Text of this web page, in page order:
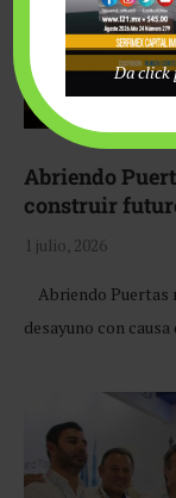
Abriendo
construir
1 julio, 2026
Abriendo Puertas
desayuno con
Da click